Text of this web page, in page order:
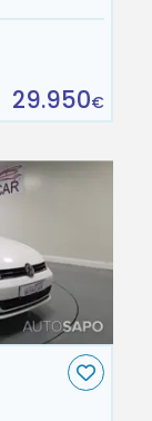
29.950€